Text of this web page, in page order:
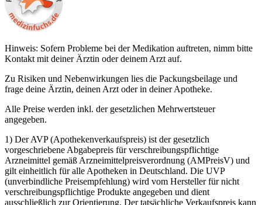
Hinweis: Sofern Probleme bei der Medikation auftreten, nimm bitte
Kontakt mit deiner Ärztin oder deinem Arzt auf.
Zu Risiken und Nebenwirkungen lies die Packungsbeilage und
frage deine Ärztin, deinen Arzt oder in deiner Apotheke.
Alle Preise werden inkl. der gesetzlichen Mehrwertsteuer
angegeben.
1) Der AVP (Apothekenverkaufspreis) ist der gesetzlich
vorgeschriebene Abgabepreis für verschreibungspflichtige
Arzneimittel gemäß Arzneimittelpreisverordnung (AMPreisV) und
gilt einheitlich für alle Apotheken in Deutschland. Die UVP
(unverbindliche Preisempfehlung) wird vom Hersteller für nicht
verschreibungspflichtige Produkte angegeben und dient
ausschließlich zur Orientierung. Der tatsächliche Verkaufspreis kann